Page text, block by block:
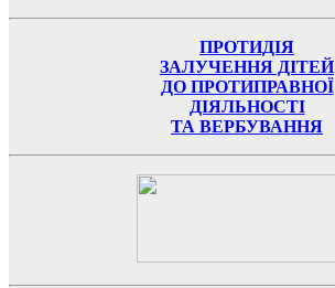
ПРОТИДІЯ
ЗАЛУЧЕННЯ ДІТЕЙ
ДО ПРОТИПРАВНОЇ
ДІЯЛЬНОСТІ
ТА ВЕРБУВАННЯ